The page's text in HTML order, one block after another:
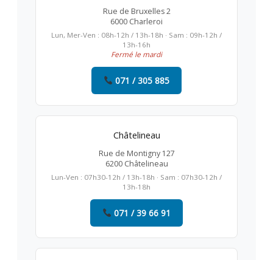
Rue de Bruxelles 2
6000 Charleroi
Lun, Mer-Ven : 08h-12h / 13h-18h · Sam : 09h-12h /
13h-16h
Fermé le mardi
071 / 305 885
Châtelineau
Rue de Montigny 127
6200 Châtelineau
Lun-Ven : 07h30-12h / 13h-18h · Sam : 07h30-12h /
13h-18h
071 / 39 66 91